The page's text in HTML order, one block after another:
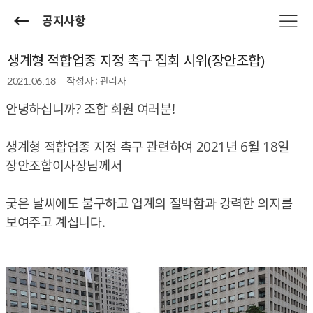
공지사항
생계형 적합업종 지정 촉구 집회 시위(장안조합)
2021.06.18 작성자 : 관리자
​안녕하십니까? 조합 회원 여러분!
생계형 적합업종 지정 촉구 관련하여 2021년 6월 18일
장안조합이사장님께서 ​
궂은 날씨에도 불구하고 업계의 절박함과 강력한 의지를
보여주고 계십니다.​